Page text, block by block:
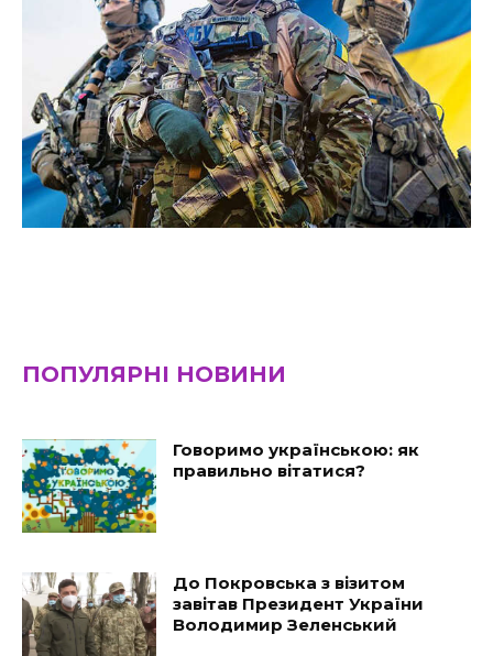
ПОПУЛЯРНІ НОВИНИ
Говоримо українською: як
правильно вітатися?
До Покровська з візитом
завітав Президент України
Володимир Зеленський